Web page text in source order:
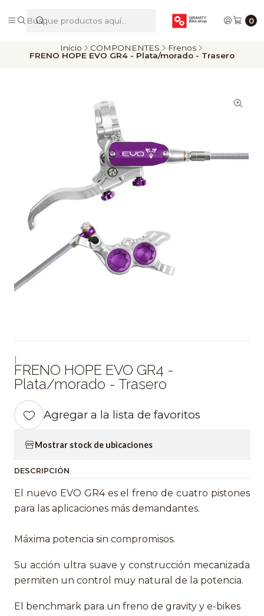
0
De Riders para Riders
Inicio COMPONENTES
Frenos
FRENO HOPE EVO GR4 - Plata/morado - Trasero
|
FRENO HOPE EVO GR4 -
Plata/morado - Trasero
Agregar a la lista de favoritos
Mostrar stock de ubicaciones
DESCRIPCIÓN
El nuevo EVO GR4 es el freno de cuatro pistones
para las aplicaciones más demandantes.
Máxima potencia sin compromisos.
Su acción ultra suave y construcción mecanizada
permiten un control muy natural de la potencia.
El benchmark para un freno de gravity y e-bikes